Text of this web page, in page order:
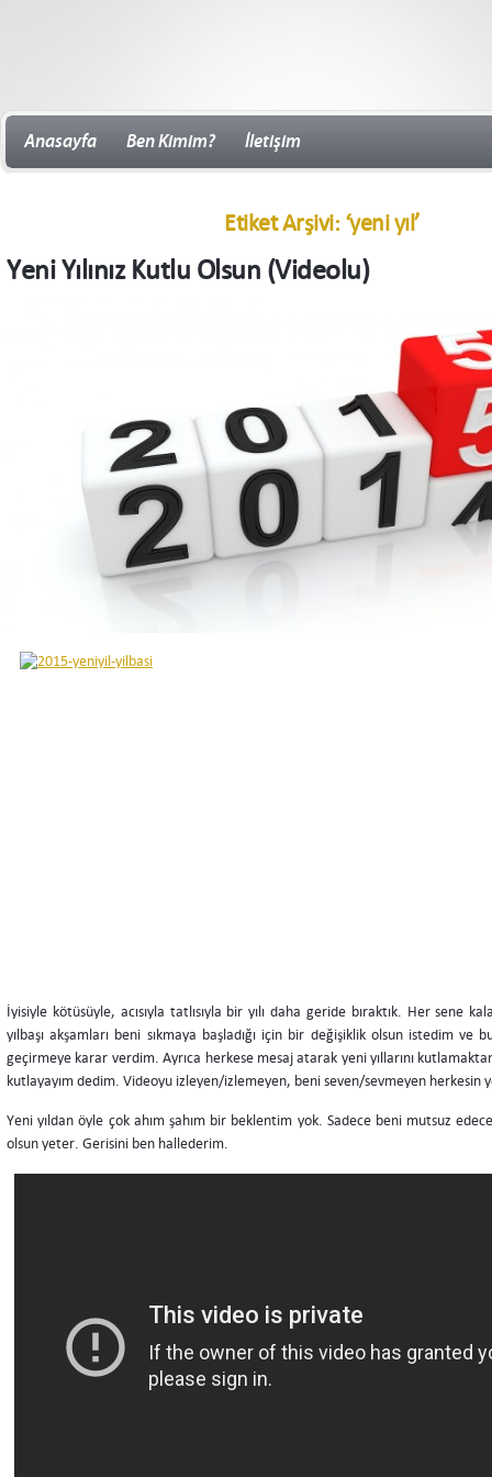
Anasayfa Ben Kimim? İletişim
Etiket Arşivi: ‘yeni yıl’
Yeni Yılınız Kutlu Olsun (Videolu)
İyisiyle kötüsüyle, acısıyla tatlısıyla bir yılı daha geride bıraktık. Her sene
yılbaşı akşamları beni sıkmaya başladığı için bir değişiklik olsun istedim ve
geçirmeye karar verdim. Ayrıca herkese mesaj atarak yeni yıllarını
kutlayayım dedim. Videoyu izleyen/izlemeyen, beni seven/sevmeyen herkesin
Yeni yıldan öyle çok ahım şahım bir beklentim yok. Sadece beni mutsuz
olsun yeter. Gerisini ben hallederim.